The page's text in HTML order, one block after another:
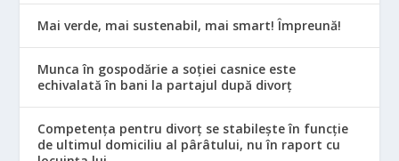
Mai verde, mai sustenabil, mai smart! Împreună!
Munca în gospodărie a soției casnice este
echivalată în bani la partajul după divorț
Competența pentru divorț se stabilește în funcție
de ultimul domiciliu al pârâtului, nu în raport cu